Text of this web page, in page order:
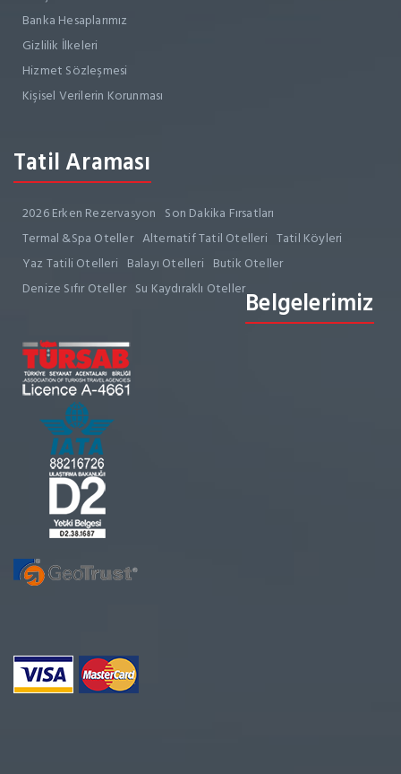
Banka Hesaplarımız
Gizlilik İlkeleri
Hizmet Sözleşmesi
Kişisel Verilerin Korunması
Tatil Araması
2026 Erken Rezervasyon Son Dakika Fırsatları
Termal &Spa Oteller Alternatif Tatil Otelleri Tatil Köyleri
Yaz Tatili Otelleri Balayı Otelleri Butik Oteller
Denize Sıfır Oteller Su Kaydıraklı OtellerBelgelerimiz